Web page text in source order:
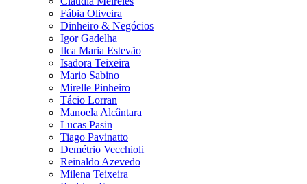
Fábia Oliveira
Dinheiro & Negócios
Igor Gadelha
Ilca Maria Estevão
Isadora Teixeira
Mario Sabino
Mirelle Pinheiro
Tácio Lorran
Manoela Alcântara
Lucas Pasin
Tiago Pavinatto
Demétrio Vecchioli
Reinaldo Azevedo
Milena Teixeira